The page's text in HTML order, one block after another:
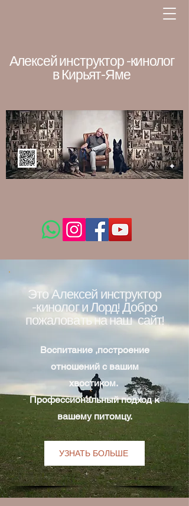
Алексей инструктор -кинолог
в Кирьят-Яме
Это Алексей инструктор
-кинолог и Лорд! Добро
пожаловать на наш сайт!
Воспитание ,построение
отношений с вашим
хвостиком.
Профессиональный подход к
вашему питомцу.
УЗНАТЬ БОЛЬШЕ